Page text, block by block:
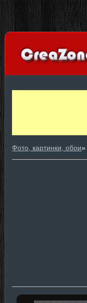
Фото, картинки, обои»